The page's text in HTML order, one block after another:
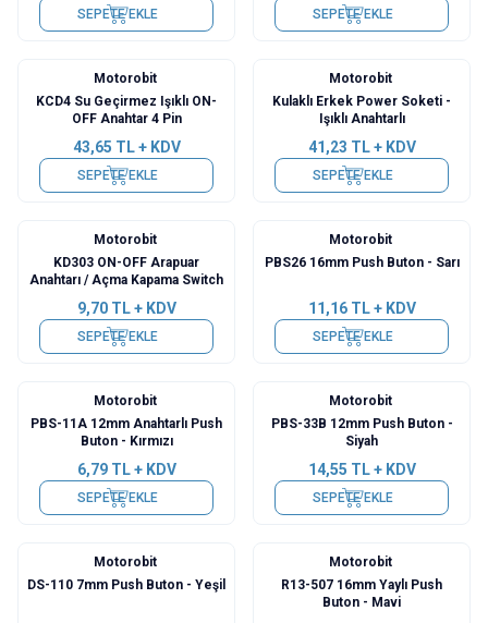
SEPETE EKLE SEPETE EKLE
Motorobit
KCD4 Su Geçirmez Işıklı ON-
OFF Anahtar 4 Pin
43,65 TL + KDV
SEPETE EKLE
Motorobit
Kulaklı Erkek Power Soketi -
Işıklı Anahtarlı
41,23 TL + KDV
SEPETE EKLE
Motorobit
KD303 ON-OFF Arapuar
Anahtarı / Açma Kapama Switch
9,70TL + KDV
SEPETE EKLE
Motorobit
PBS26 16mm Push Buton - Sarı
11,16TL + KDV
SEPETE EKLE
Motorobit
PBS-11A 12mm Anahtarlı Push
Buton - Kırmızı
6,79TL + KDV
SEPETE EKLE
Motorobit
PBS-33B 12mm Push Buton -
Siyah
14,55 TL + KDV
SEPETE EKLE
Motorobit
DS-110 7mm Push Buton - Yeşil
Motorobit
R13-507 16mm Yaylı Push
Buton - Mavi